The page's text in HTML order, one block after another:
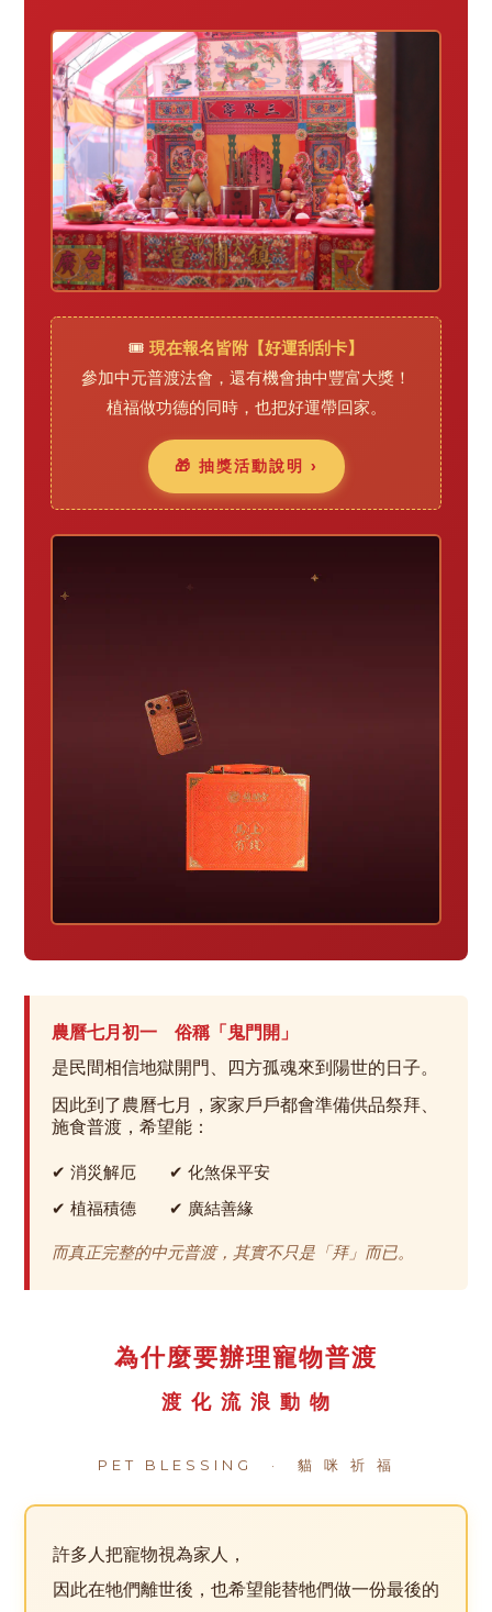
🎟️ 現在報名皆附【好運刮刮卡】
參加中元普渡法會，還有機會抽中豐富大獎！
植福做功德的同時，也把好運帶回家。
🎁 抽獎活動說明 ›
農曆七月初一 俗稱「鬼門開」
是民間相信地獄開門、四方孤魂來到陽世的日子。
因此到了農曆七月，家家戶戶都會準備供品祭拜、
施食普渡，希望能：
✔ 消災解厄 ✔ 化煞保平安
✔ 植福積德 ✔ 廣結善緣
而真正完整的中元普渡，其實不只是「拜」而已。
為什麼要辦理寵物普渡
渡 化 流 浪 動 物
PET BLESSING · 貓 咪 祈 福
許多人把寵物視為家人，
因此在牠們離世後，也希望能替牠們做一份最後的